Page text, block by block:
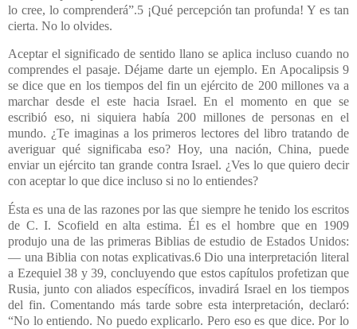
lo cree, lo comprenderá”.5 ¡Qué percepción tan profunda! Y es tan
cierta. No lo olvides.
Aceptar el significado de sentido llano se aplica incluso cuando no
comprendes el pasaje. Déjame darte un ejemplo. En Apocalipsis 9
se dice que en los tiempos del fin un ejército de 200 millones va a
marchar desde el este hacia Israel. En el momento en que se
escribió eso, ni siquiera había 200 millones de personas en el
mundo. ¿Te imaginas a los primeros lectores del libro tratando de
averiguar qué significaba eso? Hoy, una nación, China, puede
enviar un ejército tan grande contra Israel. ¿Ves lo que quiero decir
con aceptar lo que dice incluso si no lo entiendes?
Ésta es una de las razones por las que siempre he tenido los escritos
de C. I. Scofield en alta estima. Él es el hombre que en 1909
produjo una de las primeras Biblias de estudio de Estados Unidos:
— una Biblia con notas explicativas.6 Dio una interpretación literal
a Ezequiel 38 y 39, concluyendo que estos capítulos profetizan que
Rusia, junto con aliados específicos, invadirá Israel en los tiempos
del fin. Comentando más tarde sobre esta interpretación, declaró:
“No lo entiendo. No puedo explicarlo. Pero eso es que dice. Por lo